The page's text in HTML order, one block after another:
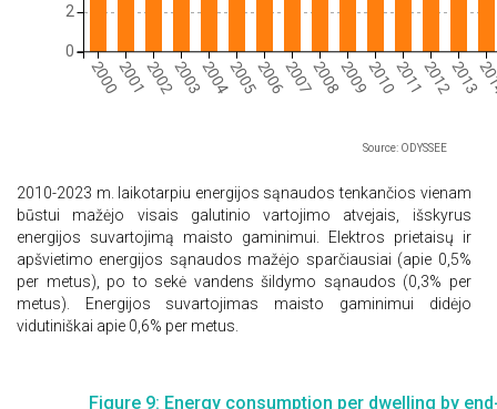
20002001200220032004200520062007200820092010201120122013
0
2
Source: ODYSSEE
2010-2023 m. laikotarpiu energijos sąnaudos tenkančios vienam
būstui mažėjo visais galutinio vartojimo atvejais, išskyrus
energijos suvartojimą maisto gaminimui. Elektros prietaisų ir
apšvietimo energijos sąnaudos mažėjo sparčiausiai (apie 0,5%
per metus), po to sekė vandens šildymo sąnaudos (0,3% per
metus). Energijos suvartojimas maisto gaminimui didėjo
vidutiniškai apie 0,6% per metus.
Figure 9: Energy consumption per dwelling by